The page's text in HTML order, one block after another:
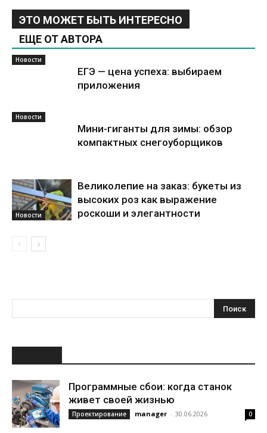
ЭТО МОЖЕТ БЫТЬ ИНТЕРЕСНО
ЕЩЕ ОТ АВТОРА
Новости
ЕГЭ — цена успеха: выбираем
приложения
Новости
Мини-гиганты для зимы: обзор
компактных снегоуборщиков
Новости
Великолепие на заказ: букеты из
высоких роз как выражение
роскоши и элегантности
Программные сбои: когда станок
живет своей жизнью
Проектирование manager - 30.06.2026 0